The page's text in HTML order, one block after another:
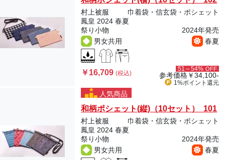
村上被服
巾着袋・信玄袋・ポシェット
鳳皇 2024 春夏
祭り小物
2024年発売
男女共用
春夏
￥16,709(税込)
51～54% OFF
参考価格￥34,100-
1%ポイント 還元
人気商品
和柄ポシェット(縦)（10セット） 101
村上被服
巾着袋・信玄袋・ポシェット
鳳皇 2024 春夏
祭り小物
2024年発売
男女共用
春夏